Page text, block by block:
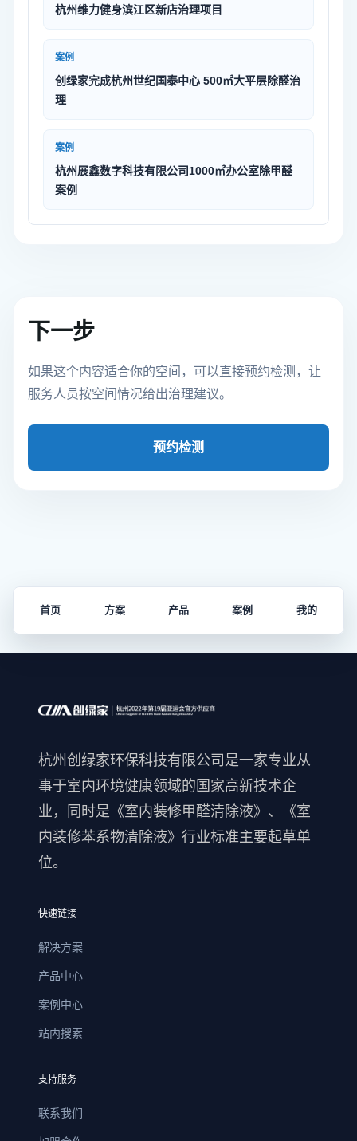
杭州维力健身滨江区新店治理项目
案例
创绿家完成杭州世纪国泰中心 500㎡大平层除醛治
理
案例
杭州展鑫数字科技有限公司1000㎡办公室除甲醛
案例
下一步
如果这个内容适合你的空间，可以直接预约检测，让
服务人员按空间情况给出治理建议。
预约检测
首页 方案 产品 案例 我的
杭州创绿家环保科技有限公司是一家专业从
事于室内环境健康领域的国家高新技术企
业，同时是《室内装修甲醛清除液》、《室
内装修苯系物清除液》行业标准主要起草单
位。
快速链接
解决方案
产品中心
案例中心
站内搜索
支持服务
联系我们